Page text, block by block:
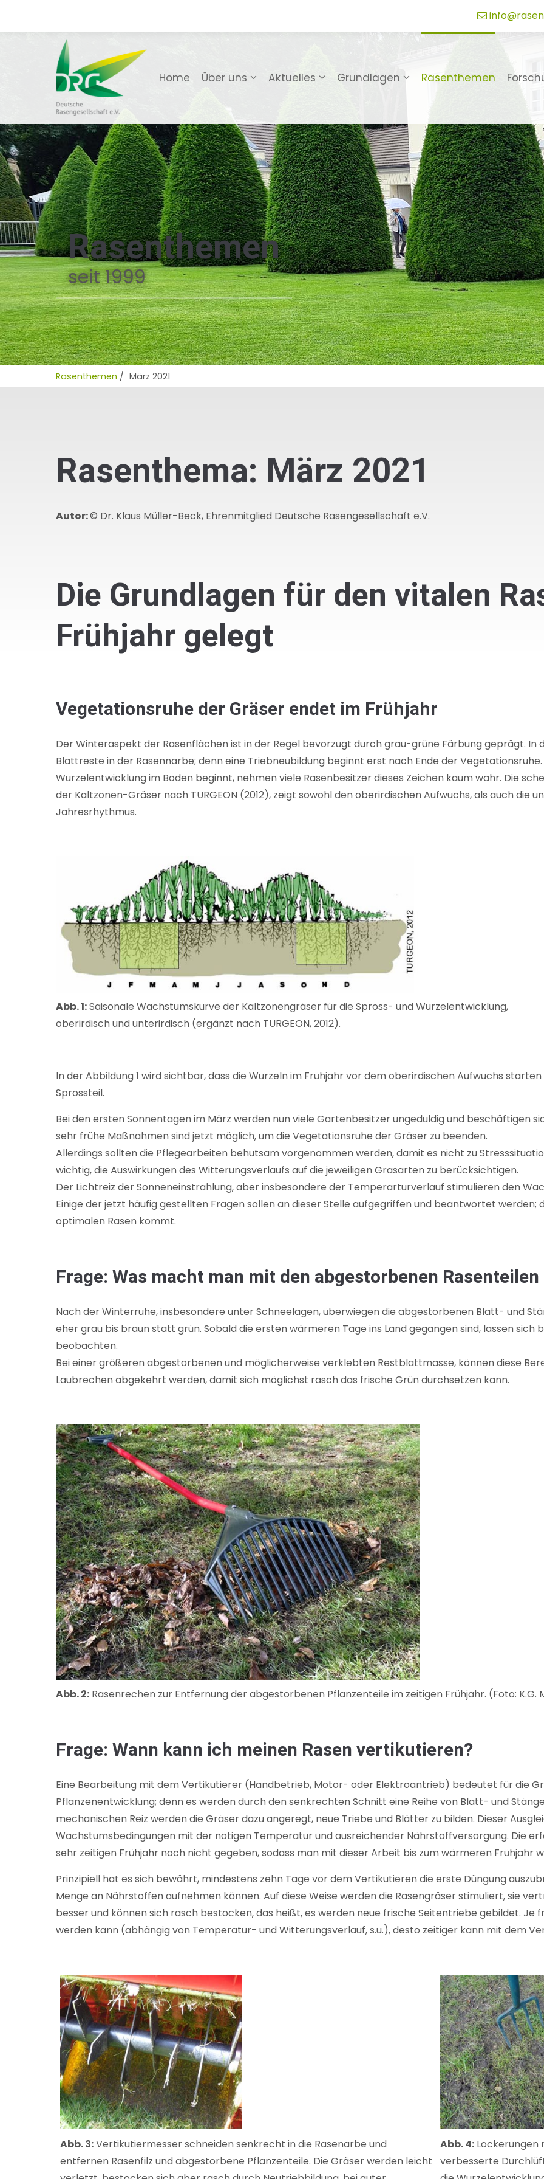
Home Über uns Aktuelles Grundlagen Rasenthemen
Rasenthemen
seit 1999
Rasenthemen / März 2021
Rasenthema: März 2021
Autor:© Dr. Klaus Müller-Beck, Ehrenmitglied Deutsche Rasengesellschaft e.V.
Die Grundlagen für den vitalen
Frühjahr gelegt
Vegetationsruhe der Gräser endet im Frühjahr
Der Winteraspekt der Rasenflächen ist in der Regel bevorzugt durch grau-grüne Färbung geprägt. In
Blattreste in der Rasennarbe; denn eine Triebneubildung beginnt erst nach Ende der
Wurzelentwicklung im Boden beginnt, nehmen viele Rasenbesitzer dieses Zeichen kaum wahr. Die
der Kaltzonen-Gräser nach TURGEON (2012), zeigt sowohl den oberirdischen Aufwuchs, als auch die
Jahresrhythmus.
Abb. 1:Saisonale Wachstumskurve der Kaltzonengräser für die Spross- und Wurzelentwicklung,
oberirdisch und unterirdisch (ergänzt nach TURGEON, 2012).
In der Abbildung 1 wird sichtbar, dass die Wurzeln im Frühjahr vor dem oberirdischen Aufwuchs
Sprossteil.
Bei den ersten Sonnentagen im März werden nun viele Gartenbesitzer ungeduldig und beschäftigen
sehr frühe Maßnahmen sind jetzt möglich, um die Vegetationsruhe der Gräser zu beenden.
Allerdings sollten die Pflegearbeiten behutsam vorgenommen werden, damit es nicht zu
wichtig, die Auswirkungen des Witterungsverlaufs auf die jeweiligen Grasarten zu berücksichtigen.
Der Lichtreiz der Sonneneinstrahlung, aber insbesondere der Temperarturverlauf stimulieren den
Einige der jetzt häufig gestellten Fragen sollen an dieser Stelle aufgegriffen und beantwortet
optimalen Rasen kommt.
Frage: Was macht man mit den abgestorbenen
Nach der Winterruhe, insbesondere unter Schneelagen, überwiegen die abgestorbenen Blatt- und
eher grau bis braun statt grün. Sobald die ersten wärmeren Tage ins Land gegangen sind, lassen sich
beobachten.
Bei einer größeren abgestorbenen und möglicherweise verklebten Restblattmasse, können diese
Laubrechen abgekehrt werden, damit sich möglichst rasch das frische Grün durchsetzen kann.
Abb. 2: Rasenrechen zur Entfernung der abgestorbenen Pflanzenteile im zeitigen Frühjahr. (Foto: K.G.
Frage: Wann kann ich meinen Rasen vertikutieren?
Eine Bearbeitung mit dem Vertikutierer (Handbetrieb, Motor- oder Elektroantrieb) bedeutet für die
Pflanzenentwicklung; denn es werden durch den senkrechten Schnitt eine Reihe von Blatt- und
mechanischen Reiz werden die Gräser dazu angeregt, neue Triebe und Blätter zu bilden. Dieser
Wachstumsbedingungen mit der nötigen Temperatur und ausreichender Nährstoffversorgung. Die
sehr zeitigen Frühjahr noch nicht gegeben, sodass man mit dieser Arbeit bis zum wärmeren Frühjahr
Prinzipiell hat es sich bewährt, mindestens zehn Tage vor dem Vertikutieren die erste Düngung
Menge an Nährstoffen aufnehmen können. Auf diese Weise werden die Rasengräser stimuliert, sie
besser und können sich rasch bestocken, das heißt, es werden neue frische Seitentriebe gebildet. Je
werden kann (abhängig von Temperatur- und Witterungsverlauf, s.u.), desto zeitiger kann mit dem
Abb. 3:Vertikutiermesser schneiden senkrecht in die Rasenarbe und
entfernen Rasenfilz und abgestorbene Pflanzenteile. Die Gräser werden leicht
Abb. 4: Lockerungen
verbesserte